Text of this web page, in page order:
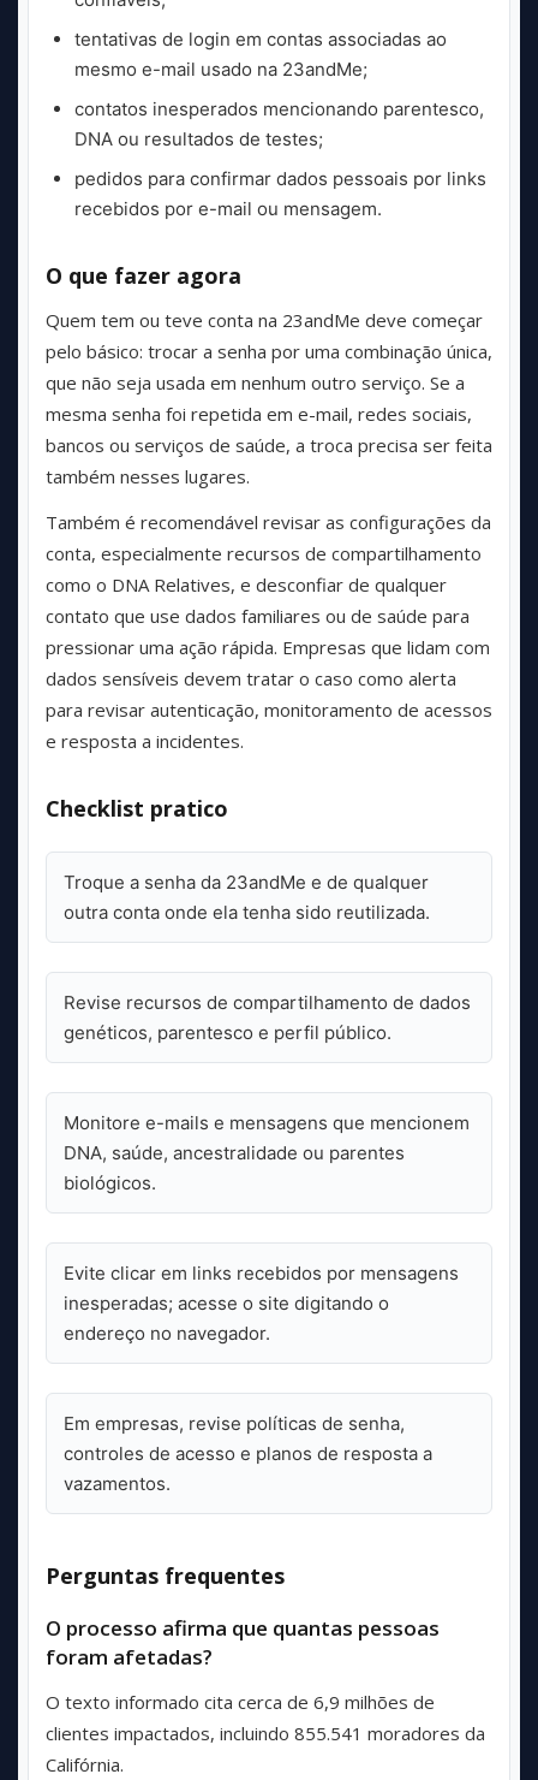
tentativas de login em contas associadas ao
mesmo e-mail usado na 23andMe;
contatos inesperados mencionando parentesco,
DNA ou resultados de testes;
pedidos para confirmar dados pessoais por links
recebidos por e-mail ou mensagem.
O que fazer agora
Quem tem ou teve conta na 23andMe deve começar
pelo básico: trocar a senha por uma combinação única,
que não seja usada em nenhum outro serviço. Se a
mesma senha foi repetida em e-mail, redes sociais,
bancos ou serviços de saúde, a troca precisa ser feita
também nesses lugares.
Também é recomendável revisar as configurações da
conta, especialmente recursos de compartilhamento
como o DNA Relatives, e desconfiar de qualquer
contato que use dados familiares ou de saúde para
pressionar uma ação rápida. Empresas que lidam com
dados sensíveis devem tratar o caso como alerta
para revisar autenticação, monitoramento de acessos
e resposta a incidentes.
Checklist pratico
Troque a senha da 23andMe e de qualquer
outra conta onde ela tenha sido reutilizada.
Revise recursos de compartilhamento de dados
genéticos, parentesco e perfil público.
Monitore e-mails e mensagens que mencionem
DNA, saúde, ancestralidade ou parentes
biológicos.
Evite clicar em links recebidos por mensagens
inesperadas; acesse o site digitando o
endereço no navegador.
Em empresas, revise políticas de senha,
controles de acesso e planos de resposta a
vazamentos.
Perguntas frequentes
O processo afirma que quantas pessoas
foram afetadas?
O texto informado cita cerca de 6,9 milhões de
clientes impactados, incluindo 855.541 moradores da
Califórnia.